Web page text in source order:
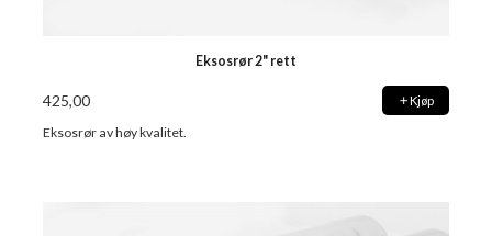
Eksosrør 2" rett
425,00 Kjøp
Eksosrør av høy kvalitet.